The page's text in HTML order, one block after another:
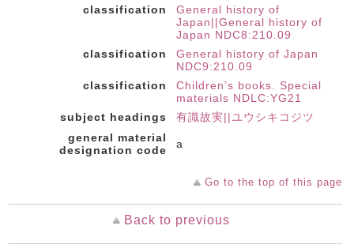
classification
General history of
Japan||General history of
Japan NDC8:210.09
classification
General history of Japan
NDC9:210.09
classification
Children’s books. Special
materials NDLC:YG21
subject headings
有識故実||ユウシキコジツ
general material
designation code
a
Go to the top of this page
Back to previous